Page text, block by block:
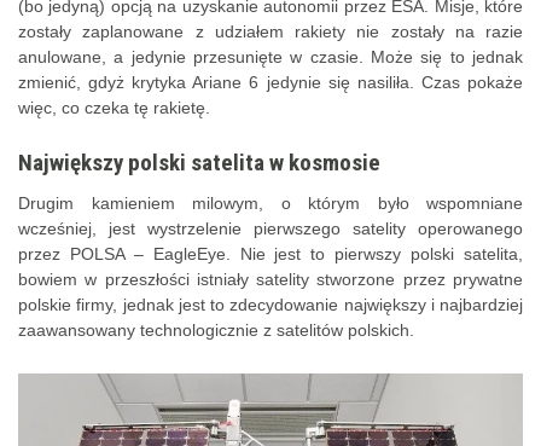
(bo jedyną) opcją na uzyskanie autonomii przez ESA. Misje, które
zostały zaplanowane z udziałem rakiety nie zostały na razie
anulowane, a jedynie przesunięte w czasie. Może się to jednak
zmienić, gdyż krytyka Ariane 6 jedynie się nasiliła. Czas pokaże
więc, co czeka tę rakietę.
Największy polski satelita w kosmosie
Drugim kamieniem milowym, o którym było wspomniane
wcześniej, jest wystrzelenie pierwszego satelity operowanego
przez POLSA – EagleEye. Nie jest to pierwszy polski satelita,
bowiem w przeszłości istniały satelity stworzone przez prywatne
polskie firmy, jednak jest to zdecydowanie największy i najbardziej
zaawansowany technologicznie z satelitów polskich.